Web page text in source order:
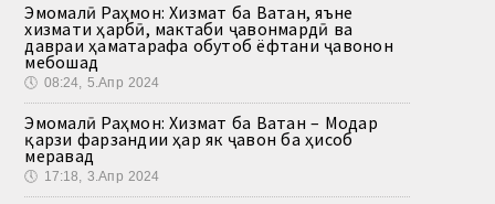
Эмомалӣ Раҳмон: Хизмат ба Ватан, яъне
хизмати ҳарбӣ, мактаби ҷавонмардӣ ва
давраи ҳаматарафа обутоб ёфтани ҷавонон
мебошад
🕔 08:24, 5.Апр 2024
Эмомалӣ Раҳмон: Хизмат ба Ватан – Модар
қарзи фарзандии ҳар як ҷавон ба ҳисоб
меравад
🕔 17:18, 3.Апр 2024